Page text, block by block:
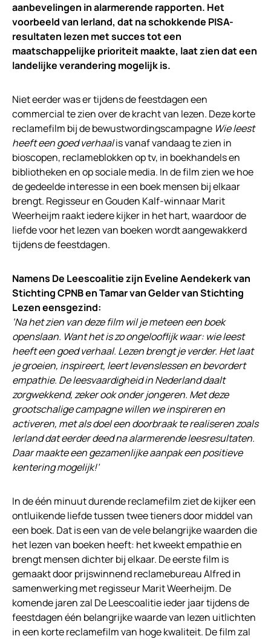
aanbevelingen in alarmerende rapporten. Het
voorbeeld van Ierland, dat na schokkende PISA-
resultaten lezen met succes tot een
maatschappelijke prioriteit maakte, laat zien dat een
landelijke verandering mogelijk is.
Niet eerder was er tijdens de feestdagen een
commercial te zien over de kracht van lezen. Deze korte
reclamefilm bij de bewustwordingscampagne Wie leest
heeft een goed verhaalis vanaf vandaag te zien in
bioscopen, reclameblokken op tv, in boekhandels en
bibliotheken en op sociale media. In de film zien we hoe
de gedeelde interesse in een boek mensen bij elkaar
brengt. Regisseur en Gouden Kalf-winnaar Marit
Weerheijm raakt iedere kijker in het hart, waardoor de
liefde voor het lezen van boeken wordt aangewakkerd
tijdens de feestdagen.
Namens De Leescoalitie zijn Eveline Aendekerk van
Stichting CPNB en Tamar van Gelder van Stichting
Lezen eensgezind:
‘Na het zien van deze film wil je meteen een boek
openslaan. Want het is zo ongelooflijk waar: wie leest
heeft een goed verhaal. Lezen brengt je verder. Het laat
je groeien, inspireert, leert levenslessen en bevordert
empathie. De leesvaardigheid in Nederland daalt
zorgwekkend, zeker ook onder jongeren. Met deze
grootschalige campagne willen we inspireren en
activeren, met als doel een doorbraak te realiseren zoals
Ierland dat eerder deed na alarmerende leesresultaten.
Daar maakte een gezamenlijke aanpak een positieve
kentering mogelijk!’
In de één minuut durende reclamefilm ziet de kijker een
ontluikende liefde tussen twee tieners door middel van
een boek. Dat is een van de vele belangrijke waarden die
het lezen van boeken heeft: het kweekt empathie en
brengt mensen dichter bij elkaar. De eerste film is
gemaakt door prijswinnend reclamebureau Alfred in
samenwerking met regisseur Marit Weerheijm. De
komende jaren zal De Leescoalitie ieder jaar tijdens de
feestdagen één belangrijke waarde van lezen uitlichten
in een korte reclamefilm van hoge kwaliteit. De film zal